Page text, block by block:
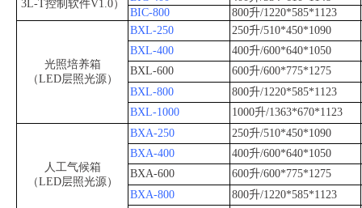
3L-T控制软件V1.0）
BIC-800
800升/1220*585*1123
光照培养箱
（LED层照光源）
BXL-250
250升/510*450*1090
BXL-400
400升/600*640*1050
BXL-600
600升/600*775*1275
BXL-800
800升/1220*585*1123
BXL-1000
1000升/1363*670*1123
人工气候箱
（LED层照光源）
BXA-250
250升/510*450*1090
BXA-400
400升/600*640*1050
BXA-600
600升/600*775*1275
BXA-800
800升/1220*585*1123